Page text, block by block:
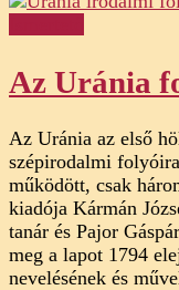
Az Uránia
Az Uránia az első
szépirodalmi
működött, csak
kiadója Kármán
tanár és Pajor
meg a lapot 1794
nevelésének és